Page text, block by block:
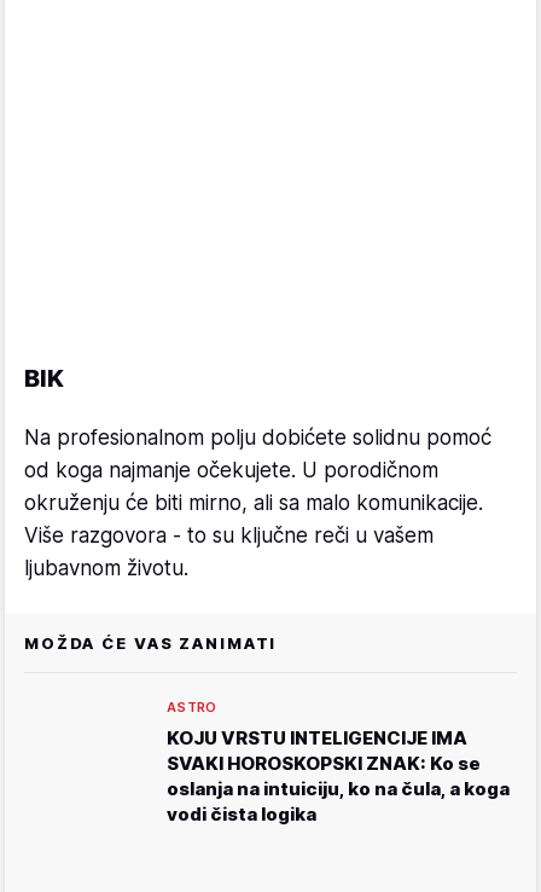
BIK
Na profesionalnom polju dobićete solidnu pomoć
od koga najmanje očekujete. U porodičnom
okruženju će biti mirno, ali sa malo komunikacije.
Više razgovora - to su ključne reči u vašem
ljubavnom životu.
MOŽDA ĆE VAS ZANIMATI
ASTRO
KOJU VRSTU INTELIGENCIJE IMA
SVAKI HOROSKOPSKI ZNAK: Ko se
oslanja na intuiciju, ko na čula, a koga
vodi čista logika